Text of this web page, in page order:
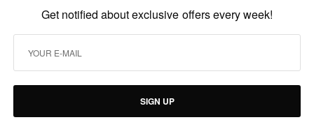
Get notified about exclusive offers every week!
SIGN UP